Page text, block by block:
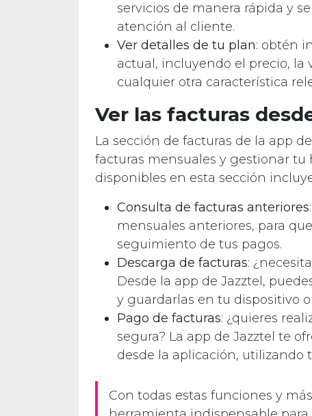
servicios de manera rápida y
atención al cliente.
Ver detalles de tu plan: obtén
actual, incluyendo el precio,
cualquier otra característica
Ver las facturas
La sección de facturas de la app
facturas mensuales y gestionar
disponibles en esta sección
Consulta de facturas anteriores
mensuales anteriores, para
seguimiento de tus pagos.
Descarga de facturas:
Desde la app de Jazztel,
y guardarlas en tu dispositivo
Pago de facturas: ¿quieres
segura? La app de Jazztel te
desde la aplicación, utilizando
Con todas estas funciones y